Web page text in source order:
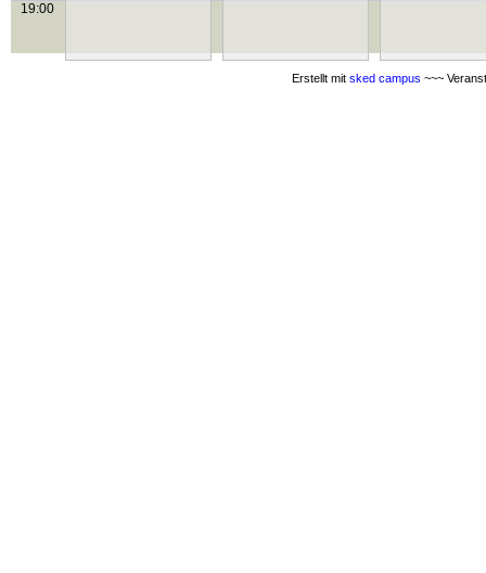
19:00
Erstellt mit sked campus ~~~